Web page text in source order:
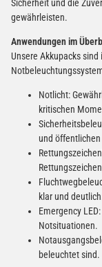
Sicherheit und die
gewährleisten.
Anwendungen im
Unsere Akkupacks
Notlicht:
kritischen
und
klar und
Emergency
Notsituationen.
beleuchtet sind.